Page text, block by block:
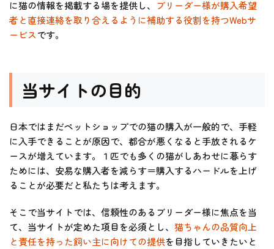
に猫の情報を掲載する場を提供し、 ブリーダー様が購入希望
者と直接連絡を取り合えるように補助する役割を持つWebサ
ービスです。
当サイトの目的
日本ではまだペットショップでの猫の購入が一般的で、手軽
に入手できることが原因で、都合が悪くなると手放されるケ
ースが増えています。１匹でも多くの猫がしあわせに暮らす
ためには、安易な購入者を減らす＝購入するハードルを上げ
ることが必要だと私たちは考えます。
そこで当サイトでは、信頼性のあるブリーダー様に焦点を当
て、当サイトが定めた項目を必須とし、 猫ちゃんの品質向上
と責任を持った飼い主に向けての提供を目指していきたいと